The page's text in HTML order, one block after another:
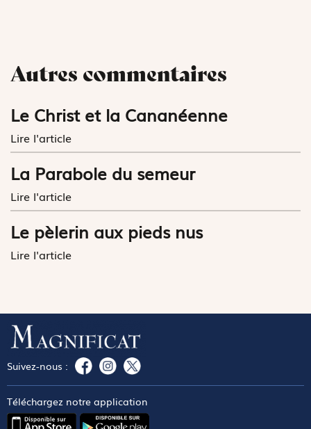
Autres commentaires
Le Christ et la Cananéenne
Lire l'article
La Parabole du semeur
Lire l'article
Le pèlerin aux pieds nus
Lire l'article
Suivez-nous :
Téléchargez notre application